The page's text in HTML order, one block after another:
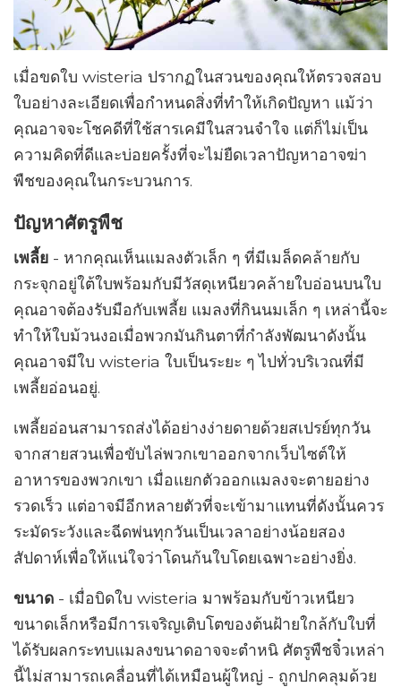
เมื่อขดใบ wisteria ปรากฏในสวนของคุณให้ตรวจสอบ
ใบอย่างละเอียดเพื่อกำหนดสิ่งที่ทำให้เกิดปัญหา แม้ว่า
คุณอาจจะโชคดีที่ใช้สารเคมีในสวนจำใจ แต่ก็ไม่เป็น
ความคิดที่ดีและบ่อยครั้งที่จะไม่ยืดเวลาปัญหาอาจฆ่า
พืชของคุณในกระบวนการ.
ปัญหาศัตรูพืช
เพลี้ย - หากคุณเห็นแมลงตัวเล็ก ๆ ที่มีเมล็ดคล้ายกับ
กระจุกอยู่ใต้ใบพร้อมกับมีวัสดุเหนียวคล้ายใบอ่อนบนใบ
คุณอาจต้องรับมือกับเพลี้ย แมลงที่กินนมเล็ก ๆ เหล่านี้จะ
ทำให้ใบม้วนงอเมื่อพวกมันกินตาที่กำลังพัฒนาดังนั้น
คุณอาจมีใบ wisteria ใบเป็นระยะ ๆ ไปทั่วบริเวณที่มี
เพลี้ยอ่อนอยู่.
เพลี้ยอ่อนสามารถส่งได้อย่างง่ายดายด้วยสเปรย์ทุกวัน
จากสายสวนเพื่อขับไล่พวกเขาออกจากเว็บไซต์ให้
อาหารของพวกเขา เมื่อแยกตัวออกแมลงจะตายอย่าง
รวดเร็ว แต่อาจมีอีกหลายตัวที่จะเข้ามาแทนที่ดังนั้นควร
ระมัดระวังและฉีดพ่นทุกวันเป็นเวลาอย่างน้อยสอง
สัปดาห์เพื่อให้แน่ใจว่าโดนก้นใบโดยเฉพาะอย่างยิ่ง.
ขนาด - เมื่อบิดใบ wisteria มาพร้อมกับข้าวเหนียว
ขนาดเล็กหรือมีการเจริญเติบโตของต้นฝ้ายใกล้กับใบที่
ได้รับผลกระทบแมลงขนาดอาจจะตำหนิ ศัตรูพืชจิ๋วเหล่า
นี้ไม่สามารถเคลื่อนที่ได้เหมือนผู้ใหญ่ - ถูกปกคลุมด้วย